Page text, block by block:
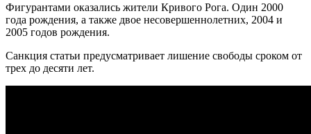
Фигурантами оказались жители Кривого Рога. Один 2000
года рождения, а также двое несовершеннолетних, 2004 и
2005 годов рождения.
Санкция статьи предусматривает лишение свободы сроком от
трех до десяти лет.